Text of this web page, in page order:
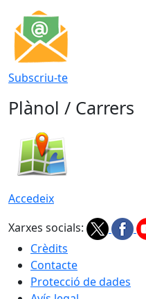
Subscriu-te
Plànol / Carrers
Accedeix
Xarxes socials:
Crèdits
Contacte
Protecció de dades